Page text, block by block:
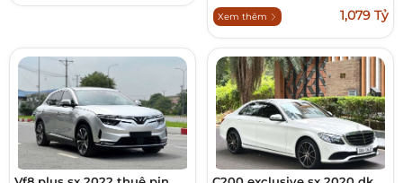
Xem thêm 1,079 Tỷ